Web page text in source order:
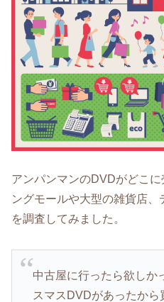
アンパンマンのDVDがどこ
ングモールや大型の雑貨店
を調査してみました。
中古屋に行ったら欲しか
スマスDVDがあったから